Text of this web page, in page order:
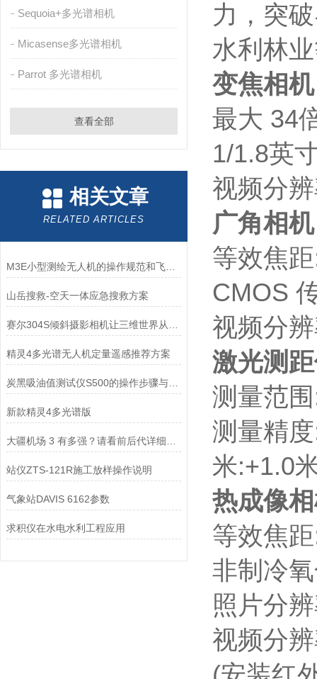
Sequoia+多光谱相机
Micasense多光谱相机
Parrot 多光谱相机
查看全部
相关文章
RELATED ARTICLES
M3E小型测绘无人机的操作规范和飞行安全要求
山岳搜救-空天一体应急搜救方案
精灵4多光谱无人机定量遥感推荐方案
炭黑吸油值测试仪S500的操作步骤与使用技巧分享
新款精灵4多光谱版
站仪ZTS-121R施工放样操作说明
气象站DAVIS 6162参数
求积仪在水电水利工程应用
力，突
水利林
变焦相机
最大 34
1/1.8英
视频分
广角相机
等效焦
CMOS
视频分
激光测
测量范
测量精
米:+1.0
热成像
等效焦
非制冷
照片分
视频分